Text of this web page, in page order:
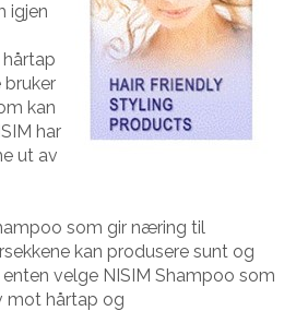
igjen
bruker
kan
har
ut av
som gir næring til
kan produsere sunt og
enten velge NISIM Shampoo som
mot hårtap og